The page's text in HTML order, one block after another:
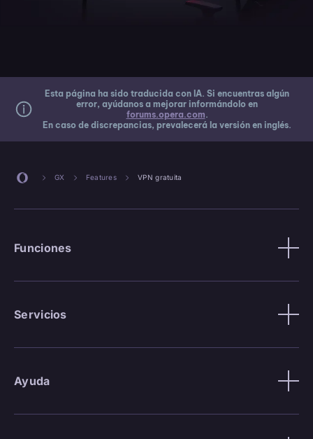
Esta página ha sido traducida con IA. Si encuentras algún
error, ayúdanos a mejorar informándolo en
forums.opera.com.
En caso de discrepancias, prevalecerá la versión en inglés.
GX Features VPN gratuita
Funciones
Servicios
Ayuda